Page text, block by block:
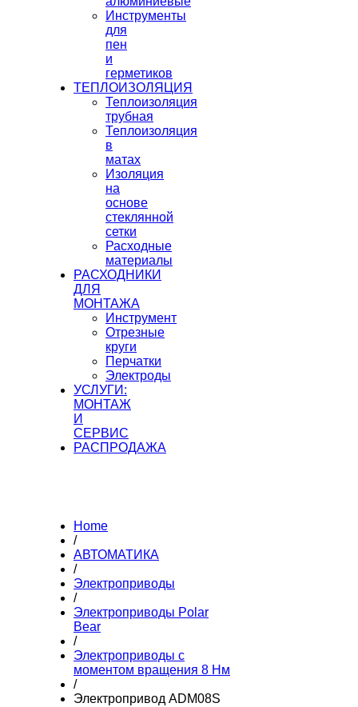
Инструменты
для
пен
и
герметиков
ТЕПЛОИЗОЛЯЦИЯ
Теплоизоляция
трубная
Теплоизоляция
в
матах
Изоляция
на
основе
стеклянной
сетки
Расходные
материалы
РАСХОДНИКИ
ДЛЯ
МОНТАЖА
Инструмент
Отрезные
круги
Перчатки
Электроды
УСЛУГИ:
МОНТАЖ
И
СЕРВИС
РАСПРОДАЖА
Home
/
АВТОМАТИКА
/
Электроприводы
/
Электроприводы Polar
Bear
/
Электроприводы с
моментом вращения 8 Нм
/
Электропривод ADM08S